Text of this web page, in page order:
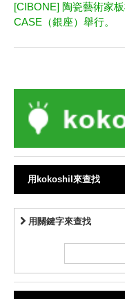
[CIBONE] 陶瓷藝術家
CASE（銀座）舉行。
用kokoshil來查找
用關鍵字來查找